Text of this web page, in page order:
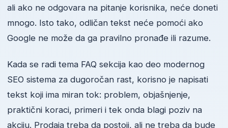
ali ako ne odgovara na pitanje korisnika, neće doneti
mnogo. Isto tako, odličan tekst neće pomoći ako
Google ne može da ga pravilno pronađe ili razume.
Kada se radi tema FAQ sekcija kao deo modernog
SEO sistema za dugoročan rast, korisno je napisati
tekst koji ima miran tok: problem, objašnjenje,
praktični koraci, primeri i tek onda blagi poziv na
akciju. Prodaja treba da postoji, ali ne treba da bude